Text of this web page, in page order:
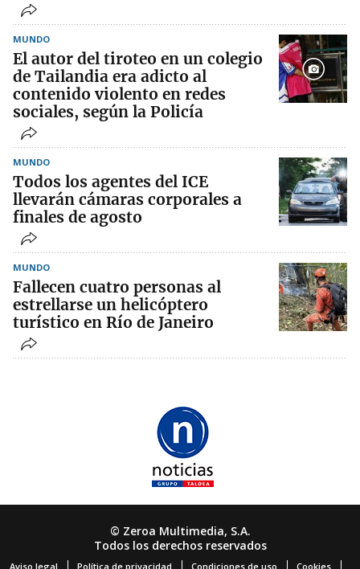
MUNDO
El autor del tiroteo en un colegio
de Tailandia era adicto al
contenido violento en redes
sociales, según la Policía
MUNDO
Todos los agentes del ICE
llevarán cámaras corporales a
finales de agosto
MUNDO
Fallecen cuatro personas al
estrellarse un helicóptero
turístico en Río de Janeiro
© Zeroa Multimedia, S.A.
Todos los derechos reservados
Aviso legal Política de privacidad Condiciones de uso Cookies